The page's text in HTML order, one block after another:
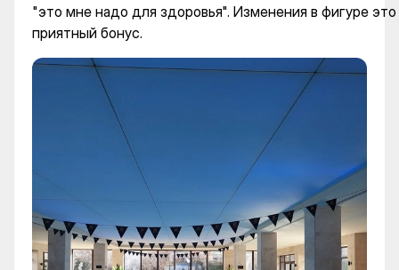
"это мне надо для здоровья". Изменения в фигуре это
приятный бонус.